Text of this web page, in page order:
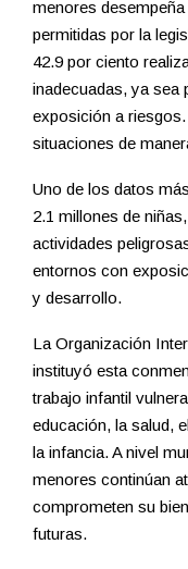
menores
permitidas por la
42.9 por ciento
inadecuadas, ya sea
exposición a
situaciones de
Uno de los datos
2.1 millones de
actividades
entornos con
y desarrollo.
La Organización
instituyó esta
trabajo infantil
educación, la salud,
la infancia. A nivel
menores continúan
comprometen su
futuras.